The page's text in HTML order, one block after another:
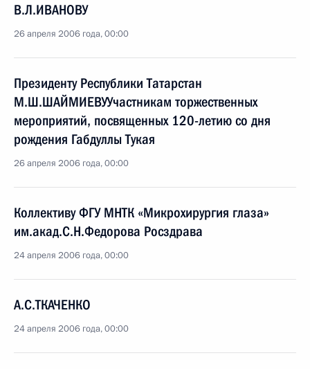
В.Л.ИВАНОВУ
26 апреля 2006 года, 00:00
Президенту Республики Татарстан
М.Ш.ШАЙМИЕВУУчастникам торжественных
мероприятий, посвященных 120-летию со дня
рождения Габдуллы Тукая
26 апреля 2006 года, 00:00
Коллективу ФГУ МНТК «Микрохирургия глаза»
им.акад.С.Н.Федорова Росздрава
24 апреля 2006 года, 00:00
А.С.ТКАЧЕНКО
24 апреля 2006 года, 00:00